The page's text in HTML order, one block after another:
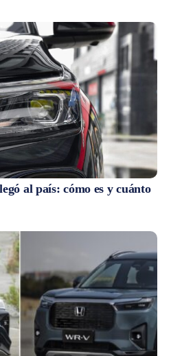
al país: cómo es y cuánto